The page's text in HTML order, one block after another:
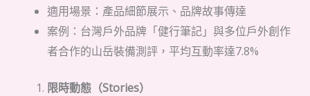
適用場景：產品細節展示、品牌故事傳達
案例：台灣戶外品牌「健行筆記」與多位戶外創作
者合作的山岳裝備測評，平均互動率達7.8%
限時動態（Stories）